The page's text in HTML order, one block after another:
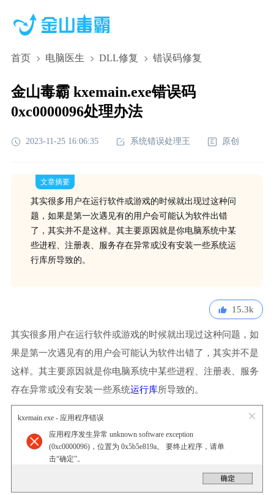
首页 电脑医生 DLL修复 错误码修复
金山毒霸 kxemain.exe错误码
0xc0000096处理办法
2023-11-25 16:06:35 系统错误处理王 原创
文章摘要
其实很多用户在运行软件或游戏的时候就出现过这种问
题，如果是第一次遇见有的用户会可能认为软件出错
了，其实并不是这样。其主要原因就是你电脑系统中某
些进程、注册表、服务存在异常或没有安装一些系统运
行库所导致的。
15.3k
其实很多用户在运行软件或游戏的时候就出现过这种问题，如
果是第一次遇见有的用户会可能认为软件出错了，其实并不是
这样。其主要原因就是你电脑系统中某些进程、注册表、服务
存在异常或没有安装一些系统运行库所导致的。
kxemain.exe - 应用程序错误
应用程序发生异常 unknown software exception
(0xc0000096)，位置为 0x5b5e819a。 要终止程序，请单
击“确定”。